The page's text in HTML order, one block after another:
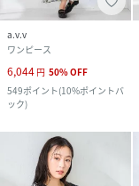
a.v.v
ワンピース
6,044 円 50%OFF
549ポイント(10%ポイントバ
ック)